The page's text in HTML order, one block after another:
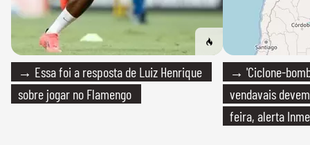
→ Essa foi a resposta de Luiz Henrique
sobre jogar no Flamengo
→ 'Ciclone-
vendavais
feira, alerta